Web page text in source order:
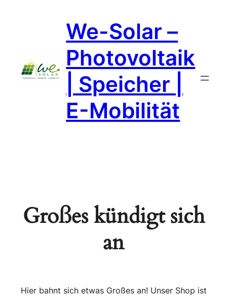
We-Solar –
Photovoltaik
| Speicher |
E-Mobilität
Großes kündigt sich
an
Hier bahnt sich etwas Großes an! Unser Shop ist